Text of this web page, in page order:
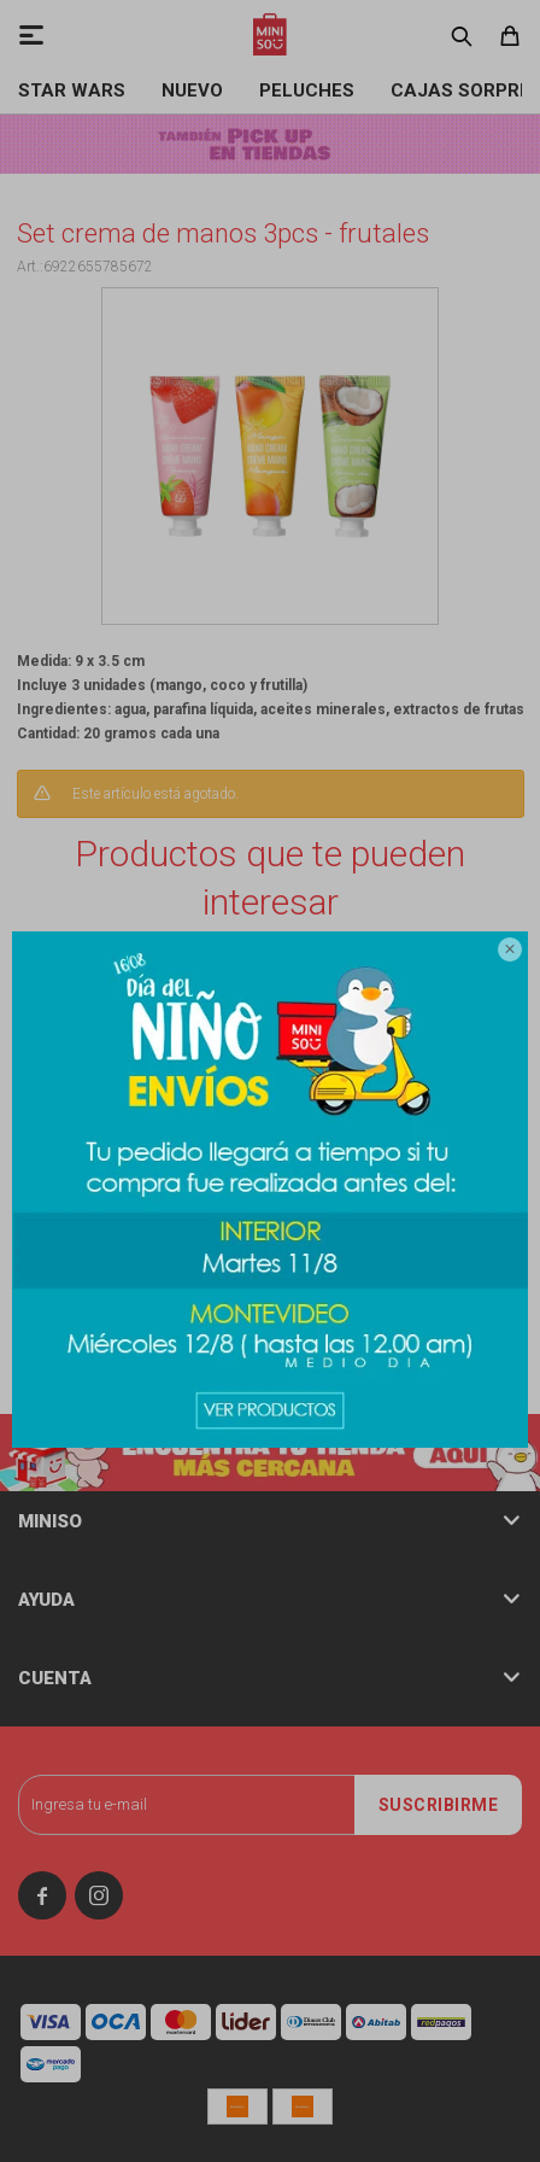

STAR WARS NUEVO PELUCHES CAJAS

Set crema de manos 3pcs - frutales
6922655785672
Medida: 9 x 3.5 cm
Incluye 3 unidades (mango, coco y frutilla)
Ingredientes: agua, parafina líquida, aceites minerales, extractos de frutas
Cantidad: 20 gramos cada una
Este artículo está agotado.
Productos que te pueden
interesar
Lima para pies - rosa
189
SUSCRIBIRME
 
MINISO
AYUDA
CUENTA